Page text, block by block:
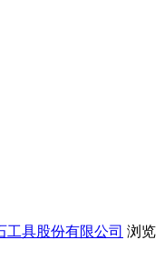
工具股份有限公司 浏览